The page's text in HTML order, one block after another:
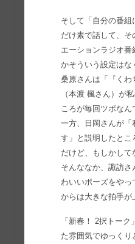
そして「自分の番
だけ素で話して、
エーションラジオ
かそういう設定はな
桑原さんは「『くわ
（本渡 楓さん）が
ころが毎回ツボなん
一方、日岡さんが
す」と説明したとこ
だけど、もしかして
そんななか、諏訪
わいいポーズをやっ
からは大きな拍手が
「新春！ 2択トー
た雰囲気でゆっくり